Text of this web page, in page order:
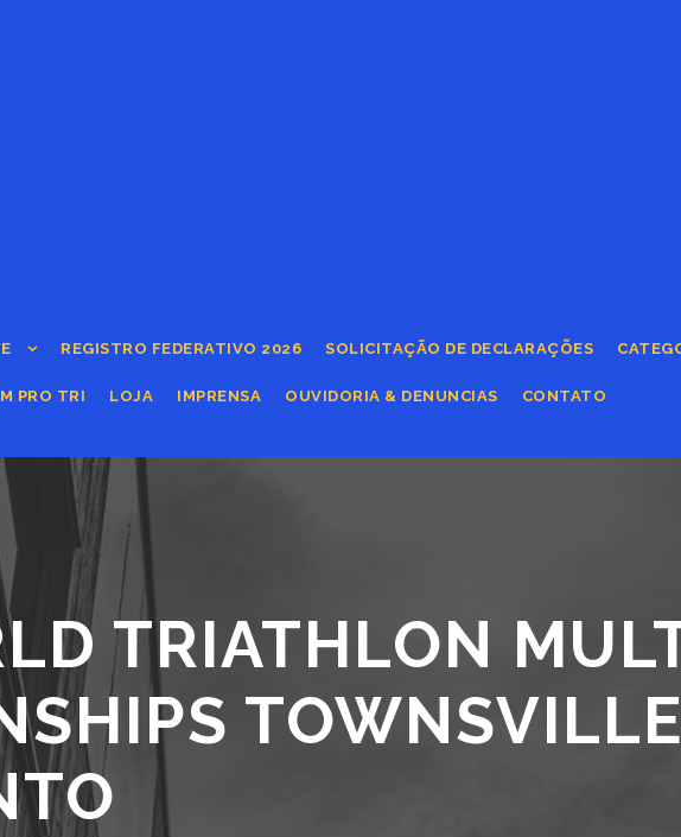
REGISTRO FEDERATIVO 2026 SOLICITAÇÃO DE DECLARAÇÕES
PRO TRI LOJA IMPRENSA OUVIDORIA & DENUNCIAS CONTATO
TRIATHLON